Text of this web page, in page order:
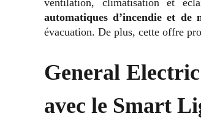
automatiques d’incendie et de
évacuation. De plus, cette offre
General
avec le Smart